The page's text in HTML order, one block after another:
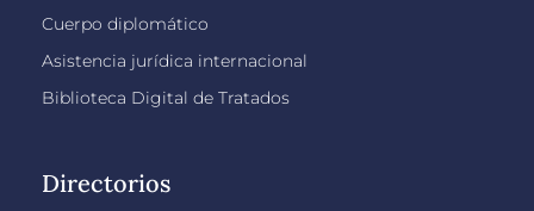
Cuerpo diplomático
Asistencia jurídica internacional
Biblioteca Digital de Tratados
Directorios